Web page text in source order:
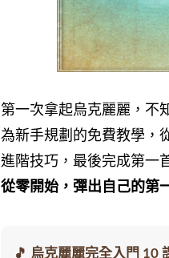
第一次拿起烏克麗麗，不
為新手規劃的免費教學，
進階技巧，最後完成第一
從零開始，彈出自己的第
🎵 烏克麗麗完全入門 10